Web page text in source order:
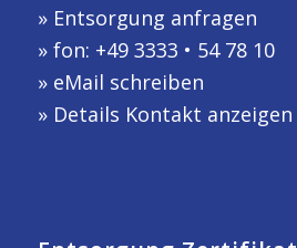
» Entsorgung anfragen
» fon: +49 3333 • 54 78 10
» eMail schreiben
» Details Kontakt anzeigen